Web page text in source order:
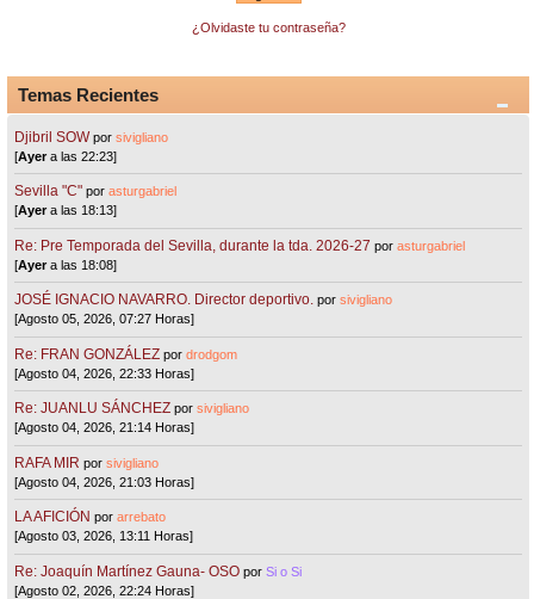
¿Olvidaste tu contraseña?
Temas Recientes
Djibril SOW porsivigliano
[Ayera las 22:23]
Sevilla "C"porasturgabriel
[Ayera las 18:13]
Re: Pre Temporada del Sevilla, durante la tda. 2026-27 porasturgabriel
[Ayera las 18:08]
JOSÉ IGNACIO NAVARRO. Director deportivo. porsivigliano
[Agosto 05, 2026, 07:27 Horas]
Re: FRAN GONZÁLEZ pordrodgom
[Agosto 04, 2026, 22:33 Horas]
Re: JUANLU SÁNCHEZ porsivigliano
[Agosto 04, 2026, 21:14 Horas]
RAFA MIR porsivigliano
[Agosto 04, 2026, 21:03 Horas]
LA AFICIÓN porarrebato
[Agosto 03, 2026, 13:11 Horas]
Re: Joaquín Martínez Gauna- OSO porSi o Si
[Agosto 02, 2026, 22:24 Horas]